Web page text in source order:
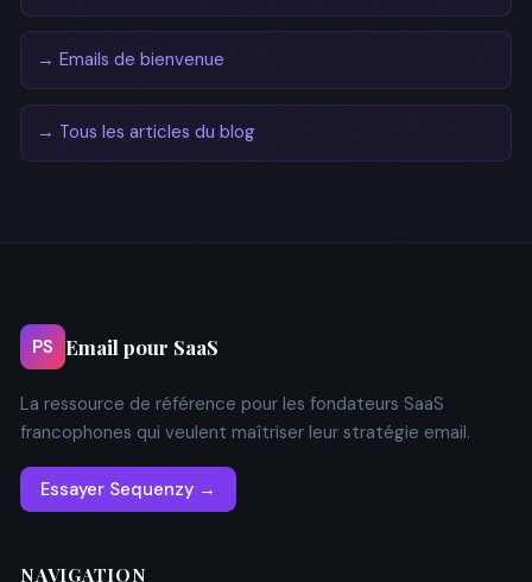
→ Emails de bienvenue
→ Tous les articles du blog
PS Email pour SaaS
La ressource de référence pour les fondateurs SaaS
francophones qui veulent maîtriser leur stratégie email.
Essayer Sequenzy →
NAVIGATION